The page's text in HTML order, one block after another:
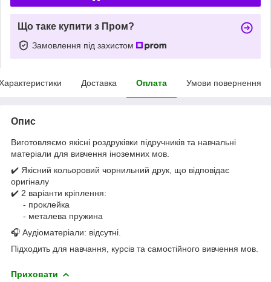
Що таке купити з Пром?
Замовлення під захистом
Доставка Оплата Умови повернення
Опис
Виготовляємо якісні роздруківки підручників та навчальні
матеріали для вивчення іноземних мов.
✔️ Якісний кольоровий чорнильний друк, що відповідає
оригіналу
✔️ 2 варіанти кріплення:
- проклейка
- металева пружина
🎧 Аудіоматеріали: відсутні.
Підходить для навчання, курсів та самостійного вивчення мов.
Приховати